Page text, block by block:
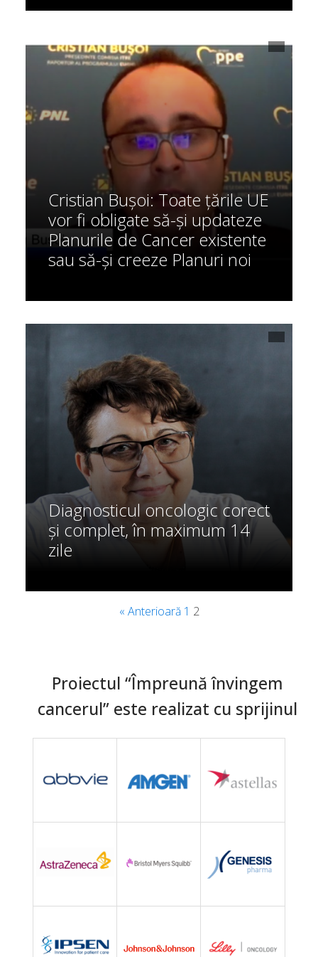
Cristian Bușoi: Toate țările UE
vor fi obligate să-și updateze
Planurile de Cancer existente
sau să-și creeze Planuri noi
Diagnosticul oncologic corect
și complet, în maximum 14
zile
« Anterioară 1 2
Proiectul “Împreună învingem
cancerul” este realizat cu sprijinul